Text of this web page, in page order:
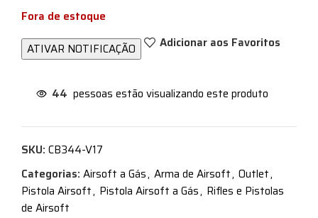
Fora de estoque
Adicionar aos Favoritos
44 pessoas estão visualizando este produto
SKU: CB344-V17
Categorias: Airsoft a Gás, Arma de Airsoft, Outlet,
Pistola Airsoft, Pistola Airsoft a Gás, Rifles e Pistolas
de Airsoft